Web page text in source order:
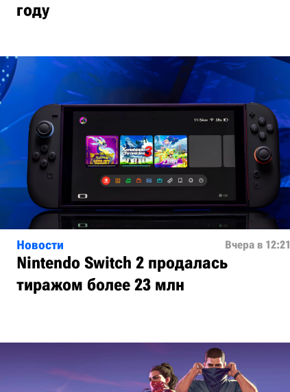
году
Новости Вчера в 12:21
Nintendo Switch 2 продалась
тиражом более 23 млн